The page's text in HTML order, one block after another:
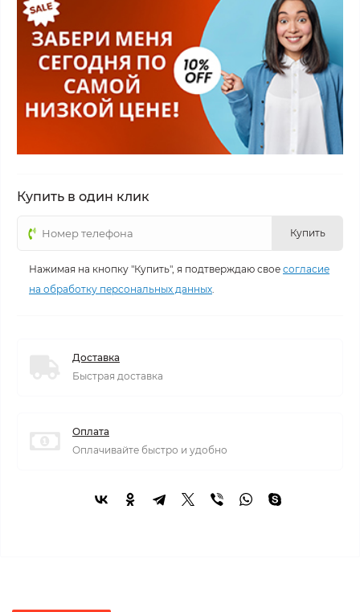
Купить в один клик
Купить
Нажимая на кнопку "Купить", я подтверждаю свое согласие
на обработку персональных данных
Доставка
Быстрая доставка
Оплата
Оплачивайте быстро и удобно